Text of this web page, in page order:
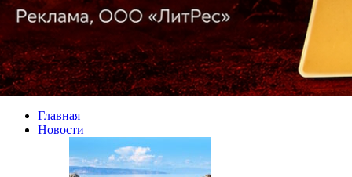
Главная
Новости